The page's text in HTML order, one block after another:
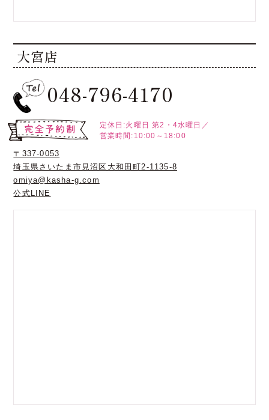
大宮店
048-796-4170
定休日:火曜日 第2・4水曜日／
営業時間:10:00～18:00
〒337-0053
埼玉県さいたま市見沼区大和田町2-1135-8
omiya@kasha-g.com
公式LINE